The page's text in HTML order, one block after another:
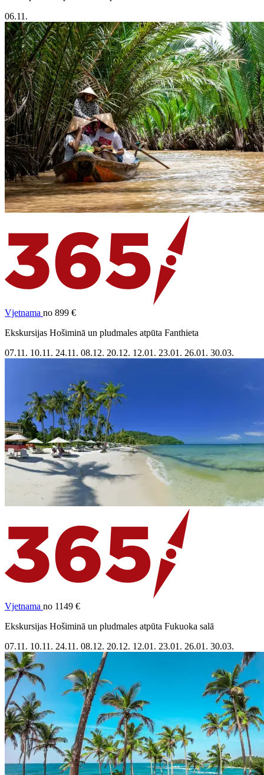
06.11.
Vjetnama no 899 €
Ekskursijas Hošiminā un pludmales atpūta Fanthieta
07.11. 10.11. 24.11. 08.12. 20.12. 12.01. 23.01. 26.01. 30.03.
Vjetnama no 1149 €
Ekskursijas Hošiminā un pludmales atpūta Fukuoka salā
07.11. 10.11. 24.11. 08.12. 20.12. 12.01. 23.01. 26.01. 30.03.